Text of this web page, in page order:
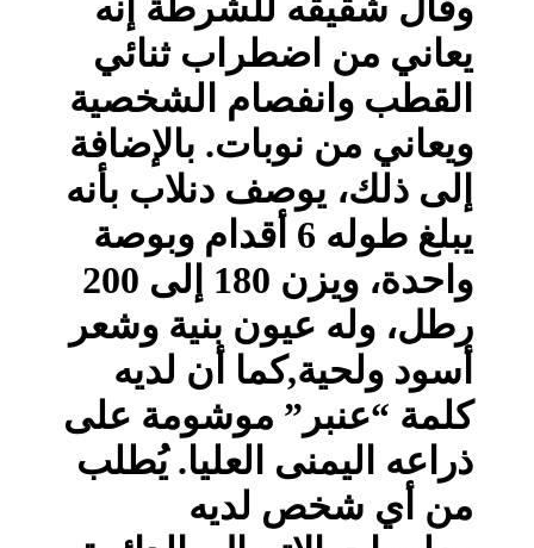
يعاني من اضطراب ثنائي
القطب وانفصام الشخصية
ويعاني من نوبات. بالإضافة
إلى ذلك، يوصف دنلاب بأنه
يبلغ طوله 6 أقدام وبوصة
واحدة، ويزن 180 إلى 200
رطل، وله عيون بنية وشعر
أسود ولحية,كما أن لديه
كلمة “عنبر” موشومة على
ذراعه اليمنى العليا. يُطلب
من أي شخص لديه